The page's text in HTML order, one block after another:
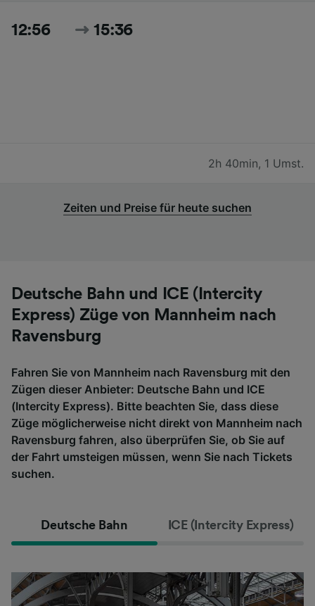
12:56 15:36
2h 40min, 1 Umst.
Zeiten und Preise für heute suchen
Deutsche Bahn und ICE (Intercity
Express) Züge von Mannheim nach
Ravensburg
Fahren Sie von Mannheim nach Ravensburg mit den
Zügen dieser Anbieter: Deutsche Bahn und ICE
(Intercity Express). Bitte beachten Sie, dass diese
Züge möglicherweise nicht direkt von Mannheim nach
Ravensburg fahren, also überprüfen Sie, ob Sie auf
der Fahrt umsteigen müssen, wenn Sie nach Tickets
suchen.
Deutsche Bahn ICE (Intercity Express)